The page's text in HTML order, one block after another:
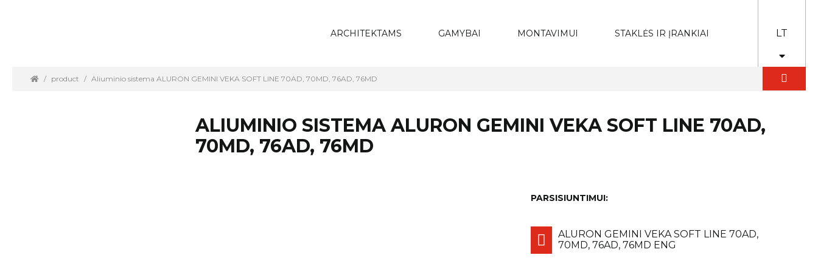
ARCHITEKTAMS GAMYBAI MONTAVIMUI STAKLĖS IR ĮRANKIAI LT
product Aliuminio sistema ALURON GEMINI VEKA SOFT LINE 70AD, 70MD, 76AD, 76MD
ALIUMINIO SISTEMA ALURON GEMINI VEKA SOFT LINE 70AD,
70MD, 76AD, 76MD
PARSISIUNTIMUI:
ALURON GEMINI VEKA SOFT LINE 70AD,
70MD, 76AD, 76MD ENG